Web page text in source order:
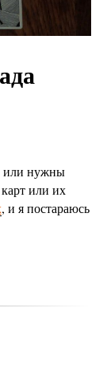
или нужны
или их
, и я постараюсь